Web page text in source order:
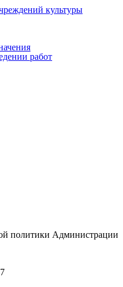
культуры
работ
политики Администрации